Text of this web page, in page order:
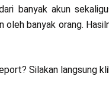
banyak akun
banyak orang.
Silakan langsung